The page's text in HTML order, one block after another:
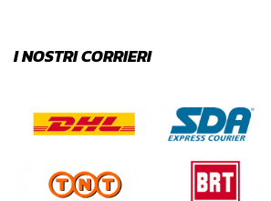
I NOSTRI CORRIERI